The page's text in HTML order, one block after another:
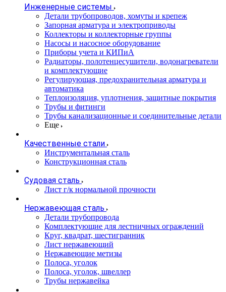
Инженерные системы
Детали трубопроводов, хомуты и крепеж
Запорная арматура и электроприводы
Коллекторы и коллекторные группы
Насосы и насосное оборудование
Приборы учета и КИПиА
Радиаторы, полотенцесушители, водонагреватели
и комплектующие
Регулирующая, предохранительная арматура и
автоматика
Теплоизоляция, уплотнения, защитные покрытия
Трубы и фитинги
Трубы канализационные и соединительные детали
Еще
Качественные стали
Инструментальная сталь
Конструкционная сталь
Судовая сталь
Лист г/к нормальной прочности
Нержавеющая сталь
Детали трубопровода
Комплектующие для лестничных ограждений
Круг, квадрат, шестигранник
Лист нержавеющий
Нержавеющие метизы
Полоса, уголок
Полоса, уголок, швеллер
Трубы нержавейка